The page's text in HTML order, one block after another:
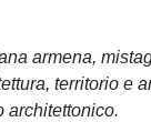
armena,
territorio e
architettonico.